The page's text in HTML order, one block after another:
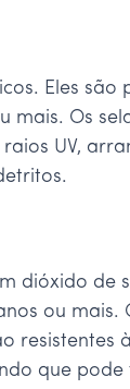
Eles
Os
UV,
dióxido de
ou mais.
que